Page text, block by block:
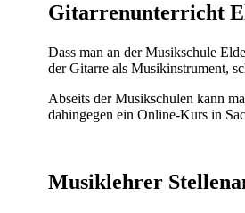
Gitarrenunterricht
Dass man an der Musikschule
der Gitarre als Musikinstrument,
Abseits der Musikschulen kann
dahingegen ein Online-Kurs in
Musiklehrer